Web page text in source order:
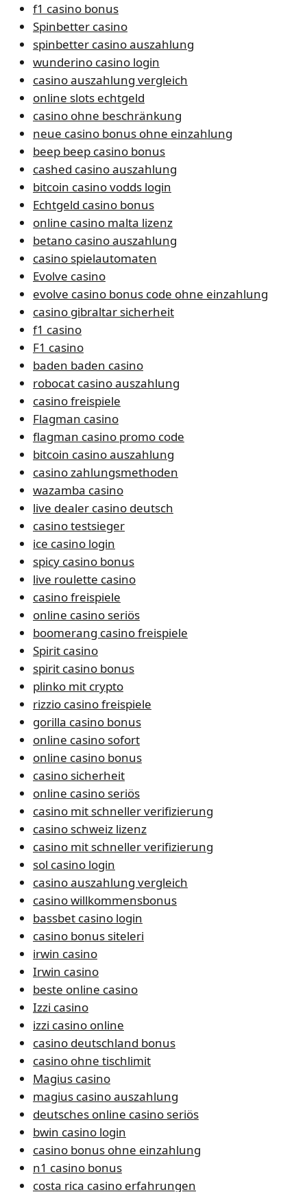
f1 casino bonus
Spinbetter casino
spinbetter casino auszahlung
wunderino casino login
casino auszahlung vergleich
online slots echtgeld
casino ohne beschränkung
neue casino bonus ohne einzahlung
beep beep casino bonus
cashed casino auszahlung
bitcoin casino vodds login
Echtgeld casino bonus
online casino malta lizenz
betano casino auszahlung
casino spielautomaten
Evolve casino
evolve casino bonus code ohne einzahlung
casino gibraltar sicherheit
f1 casino
F1 casino
baden baden casino
robocat casino auszahlung
casino freispiele
Flagman casino
flagman casino promo code
bitcoin casino auszahlung
casino zahlungsmethoden
wazamba casino
live dealer casino deutsch
casino testsieger
ice casino login
spicy casino bonus
live roulette casino
casino freispiele
online casino seriös
boomerang casino freispiele
Spirit casino
spirit casino bonus
plinko mit crypto
rizzio casino freispiele
gorilla casino bonus
online casino sofort
online casino bonus
casino sicherheit
online casino seriös
casino mit schneller verifizierung
casino schweiz lizenz
casino mit schneller verifizierung
sol casino login
casino auszahlung vergleich
casino willkommensbonus
bassbet casino login
casino bonus siteleri
irwin casino
Irwin casino
beste online casino
Izzi casino
izzi casino online
casino deutschland bonus
casino ohne tischlimit
Magius casino
magius casino auszahlung
deutsches online casino seriös
bwin casino login
casino bonus ohne einzahlung
n1 casino bonus
costa rica casino erfahrungen